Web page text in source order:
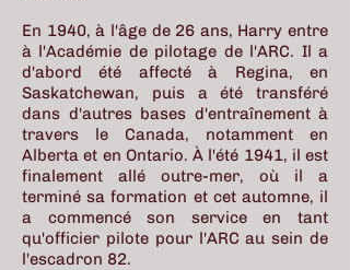
En 1940, à l'âge de 26 ans, Harry entre
à l'Académie de pilotage de l'ARC. Il a
d'abord été affecté à Regina, en
Saskatchewan, puis a été transféré
dans d'autres bases d'entraînement à
travers le Canada, notamment en
Alberta et en Ontario. À l'été 1941, il est
finalement allé outre-mer, où il a
terminé sa formation et cet automne, il
a commencé son service en tant
qu'officier pilote pour l'ARC au sein de
l'escadron 82.